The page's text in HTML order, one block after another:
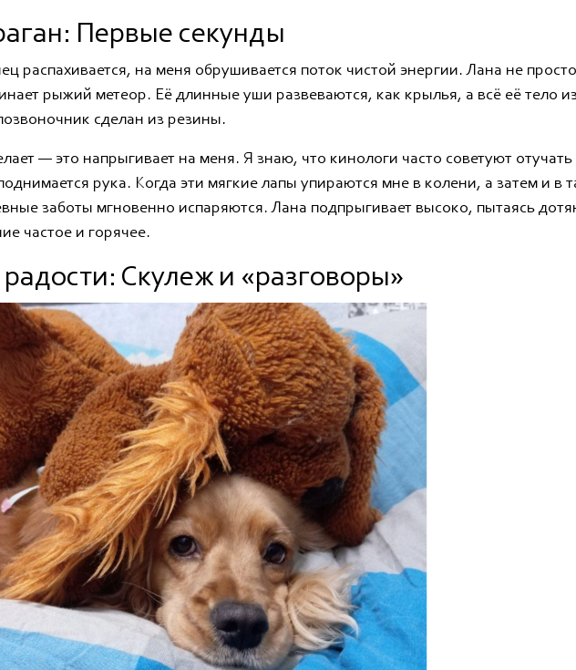
Первые секунды
распахивается, на меня обрушивается поток чистой энергии. Лана не
рыжий метеор. Её длинные уши развеваются, как крылья, а всё её тело
сделан из резины.
— это напрыгивает на меня. Я знаю, что кинологи часто советуют
рука. Когда эти мягкие лапы упираются мне в колени, а затем и
заботы мгновенно испаряются. Лана подпрыгивает высоко, пытаясь
частое и горячее.
Скулеж и «разговоры»